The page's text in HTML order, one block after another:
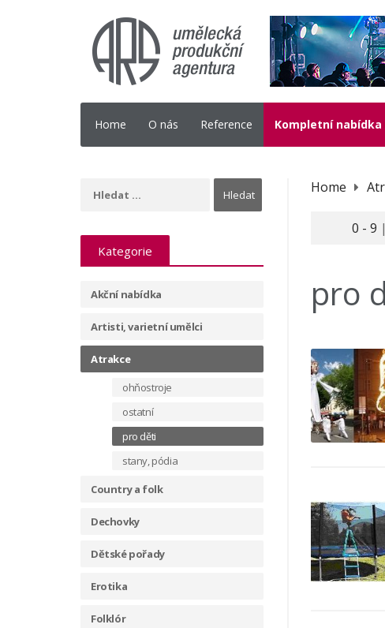
Home O nás Reference Kompletní nabídka
Kategorie
Akční nabídka
Artisti, varietní umělci
Atrakce
ohňostroje
ostatní
pro děti
stany, pódia
Country a folk
Dechovky
Dětské pořady
Erotika
Folklór
Home
0 - 9
pro